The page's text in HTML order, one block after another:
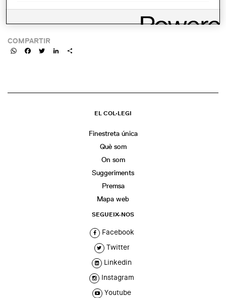
https://www.cccb.org/es/actividades/ficha/la-china-del-presente-el-
COMPARTIR
WhatsAppFacebookTwitterLinkedIn
EL COL·LEGI
Finestreta única
Què som
On som
Suggeriments
Premsa
Mapa web
SEGUEIX-NOS
Facebook
Twitter
Linkedin
Instagram
Youtube